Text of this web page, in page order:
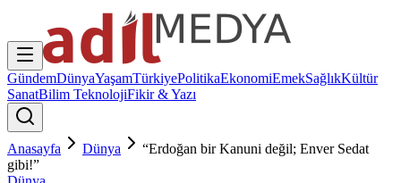
GündemDünyaYaşamTürkiyePolitikaEkonomiEmekSağlıkKültür
SanatBilim TeknolojiFikir & Yazı
Anasayfa Dünya
“Erdoğan bir Kanuni değil; Enver Sedat
gibi!”